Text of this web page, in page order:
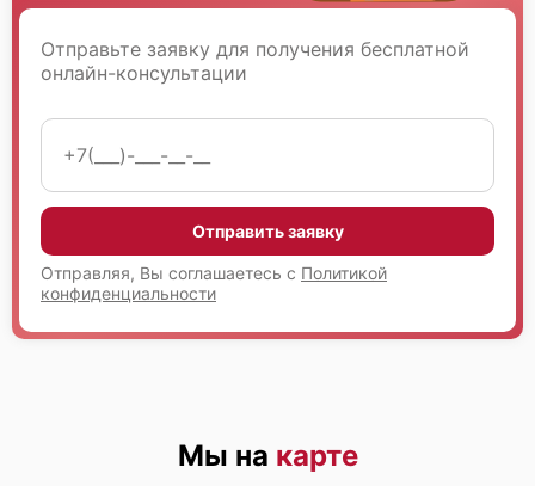
Fujitsu Primergy RX200 S8
Отправьте заявку для получения бесплатной
онлайн-консультации
Отправить заявку
Отправляя, Вы соглашаетесь с Политикой
конфиденциальности
Мы на карте